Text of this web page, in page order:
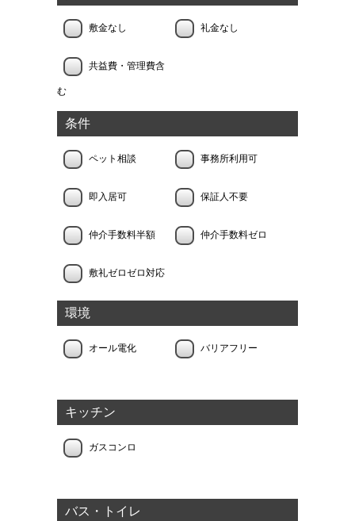
敷金なし 礼金なし
共益費・管理費含
む
条件
ペット相談 事務所利用可
即入居可 保証人不要
仲介手数料半額 仲介手数料ゼロ
敷礼ゼロゼロ対応
環境
オール電化 バリアフリー
キッチン
ガスコンロ
バス・トイレ